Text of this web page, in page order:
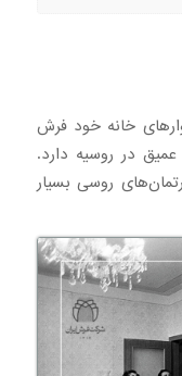
خانه خود فرش
در روسیه دارد.
در آپارتمان‌های روسی بسیار